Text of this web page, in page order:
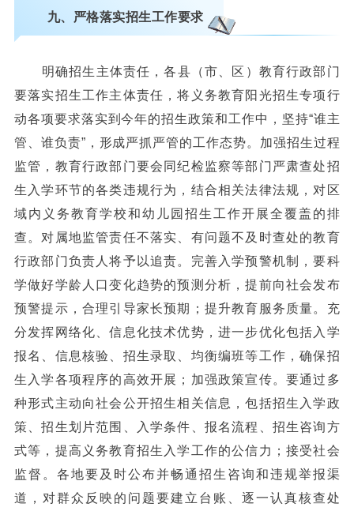
九、严格落实招生工作要求
明确招生主体责任，各县（市、区）教育行政部门
要落实招生工作主体责任，将义务教育阳光招生专项行
动各项要求落实到今年的招生政策和工作中，坚持“谁主
管、谁负责”，形成严抓严管的工作态势。加强招生过程
监管，教育行政部门要会同纪检监察等部门严肃查处招
生入学环节的各类违规行为，结合相关法律法规，对区
域内义务教育学校和幼儿园招生工作开展全覆盖的排
查。对属地监管责任不落实、有问题不及时查处的教育
行政部门负责人将予以追责。完善入学预警机制，要科
学做好学龄人口变化趋势的预测分析，提前向社会发布
预警提示，合理引导家长预期；提升教育服务质量。充
分发挥网络化、信息化技术优势，进一步优化包括入学
报名、信息核验、招生录取、均衡编班等工作，确保招
生入学各项程序的高效开展；加强政策宣传。要通过多
种形式主动向社会公开招生相关信息，包括招生入学政
策、招生划片范围、入学条件、报名流程、招生咨询方
式等，提高义务教育招生入学工作的公信力；接受社会
监督。各地要及时公布并畅通招生咨询和违规举报渠
道，对群众反映的问题要建立台账、逐一认真核查处